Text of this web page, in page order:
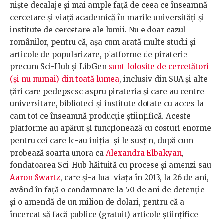
niște decalaje și mai ample față de ceea ce înseamnă
cercetare și viață academică în marile universități și
institute de cercetare ale lumii. Nu e doar cazul
românilor, pentru că, așa cum arată multe studii și
articole de popularizare, platforme de piraterie
precum Sci-Hub și LibGen sunt folosite de cercetători
(și nu numai) din toată lumea, inclusiv din SUA și alte
țări care pedepsesc aspru pirateria și care au centre
universitare, biblioteci și institute dotate cu acces la
cam tot ce înseamnă producție științifică. Aceste
platforme au apărut și funcționează cu costuri enorme
pentru cei care le-au inițiat și le susțin, după cum
probează soarta unora ca Alexandra Elbakyan,
fondatoarea Sci-Hub hăituită cu procese și amenzi sau
Aaron Swartz, care și-a luat viața în 2013, la 26 de ani,
având în față o condamnare la 50 de ani de detenție
și o amendă de un milion de dolari, pentru că a
încercat să facă publice (gratuit) articole științifice